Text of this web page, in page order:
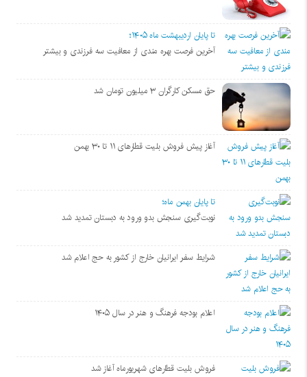
تا پایان اردیبهشت ماه ۱۴۰۵؛
آخرین فرصت بهره مندی از معافیت سه فرزندی و بیشتر
حق مسکن کارگران ۳ میلیون تومان شد
آغاز پیش فروش بلیت‌ قطارهای ۱۱ تا ۳۰ بهمن
تا پایان بهمن ماه؛
نوبت‌گیری سنجش بدو ورود به دبستان تمدید شد
شرایط سفر ایرانیان خارج از کشور به حج اعلام شد
اعلام بودجه فرهنگ و هنر در سال ۱۴۰۵
فروش بلیت قطارهای شهریورماه آغاز شد